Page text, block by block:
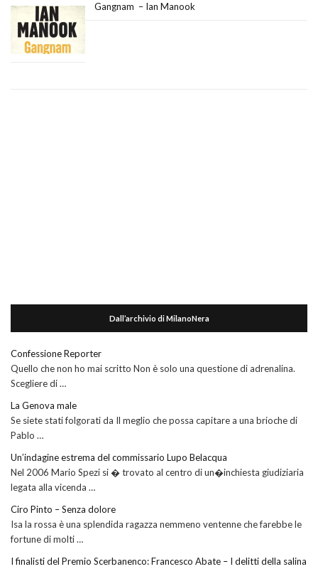
Gangnam – Ian Manook
Dall’archivio di MilanoNera
Confessione Reporter
Quello che non ho mai scritto Non è solo una questione di adrenalina.
Scegliere di …
La Genova male
Se siete stati folgorati da Il meglio che possa capitare a una brioche di
Pablo …
Un’indagine estrema del commissario Lupo Belacqua
Nel 2006 Mario Spezi si � trovato al centro di un�inchiesta giudiziaria
legata alla vicenda …
Ciro Pinto – Senza dolore
Isa la rossa è una splendida ragazza nemmeno ventenne che farebbe le
fortune di molti …
I finalisti del Premio Scerbanenco: Francesco Abate – I delitti della salina